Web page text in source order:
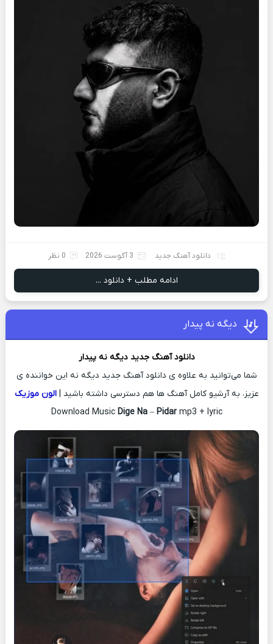
دانلود آهنگ جدید 3 آگوست 2026 0 نظر
ادامه مطلب + دانلود ...
دیگه نه پیدار
دانلود آهنگ جدید دیگه نهپیدار
شما می‌توانید به علاوه ی دانلود آهنگ جدید دیگه نه این خواننده ی
عزیز، به آرشیو کامل آهنگ ها هم دسترسی داشته باشید |الون موزیک
Download Music Dige Na– Pidarmp3 + lyric